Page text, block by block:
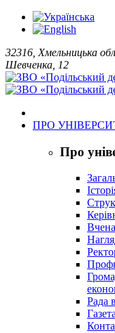
32316, Хмельницька
Шевченка, 12
ПРО
Про
Рада